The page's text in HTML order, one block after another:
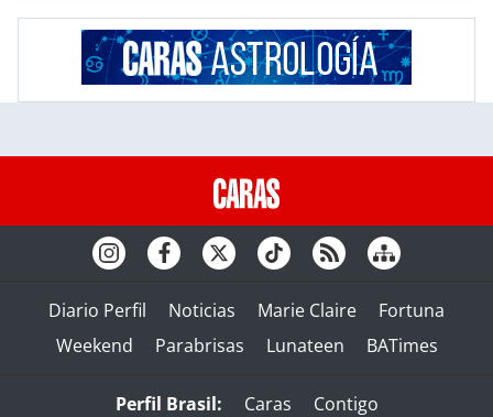
Diario Perfil Noticias Marie Claire
Fortuna
Weekend
Parabrisas Lunateen BATimes
Perfil Brasil: Caras
Contigo